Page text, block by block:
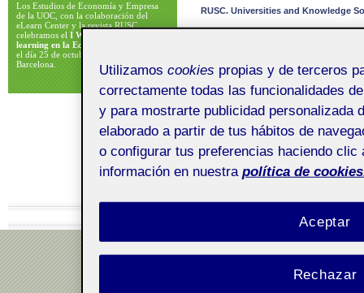
Los Estudios de Economía y Empresa
de la UOC, con la colaboración del
eLearn Center y la revista RUSC,
celebramos elI Workshop en e-
learning en la Economía y la Empresa
el día 25 de octubre de 2013 en
Barcelona.
RUSC. Universities and Knowledge
Utilizamos cookies propias y de terceros
correctamente todas las funcionalidades
y para mostrarte publicidad personalizada
elaborado a partir de tus hábitos de
o configurar tus preferencias haciendo clic
información en nuestra política de
Rechazar
Aceptar